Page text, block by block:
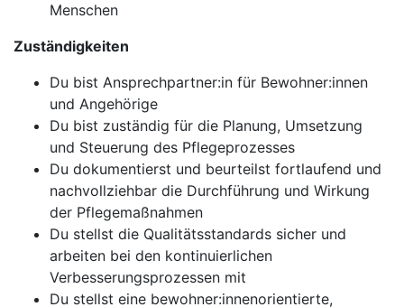
Menschen
Zuständigkeiten
Du bist Ansprechpartner:in für Bewohner:innen
und Angehörige
Du bist zuständig für die Planung, Umsetzung
und Steuerung des Pflegeprozesses
Du dokumentierst und beurteilst fortlaufend und
nachvollziehbar die Durchführung und Wirkung
der Pflegemaßnahmen
Du stellst die Qualitätsstandards sicher und
arbeiten bei den kontinuierlichen
Verbesserungsprozessen mit
Du stellst eine bewohner:innenorientierte,